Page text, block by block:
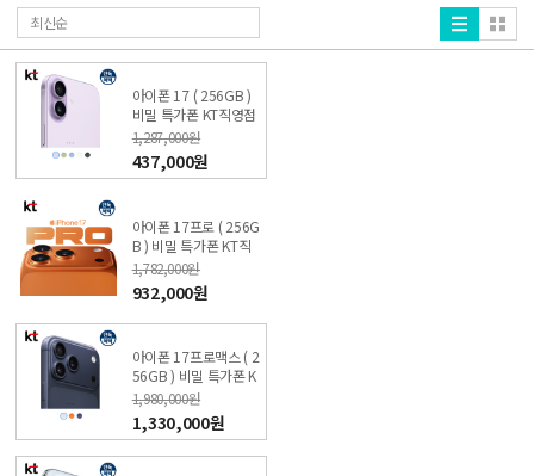
아이폰 17 ( 256GB )
비밀 특가폰 KT직영점
싼올레폰
1,287,000원
437,000원
아이폰 17프로 ( 256G
B ) 비밀 특가폰 KT직
영점 싼올레폰
1,782,000원
932,000원
아이폰 17프로맥스 ( 2
56GB ) 비밀 특가폰 K
T직영점 싼올레폰
1,980,000원
1,330,000원